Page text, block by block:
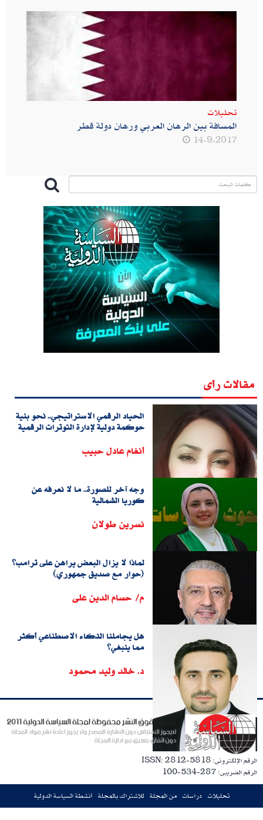
تحليلات
المسافة بين الرهان العربي ورهان دولة قطر
14-9-2017
مقالات رأى
الحياد الرقمي الاستراتيجي.. نحو بنية
حوكمة دولية لإدارة التوترات الرقمية
أنغام عادل حبيب
وجه آخر للصورة.. ما لا نعرفه عن
كوريا الشمالية
نسرين طولان
لماذا لا يزال البعض يراهن على ترامب؟
(حوار مع صديق جمهوري)
م/ حسام الدين على
هل يجاملنا الذكاء الاصطناعي أكثر
مما ينبغي؟
د. خالد وليد محمود
الرقم الإلكترونى: ISSN: 2812-5818
الرقم الضريبى: 287-534-100
تحليلات دراسات من المجلة للاشتراك بالمجلة أنشطة السياسة الدولية